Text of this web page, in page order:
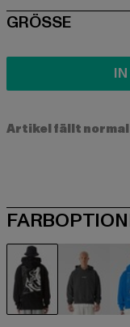
SIZE
GRÖSSE
Artikel fällt normal